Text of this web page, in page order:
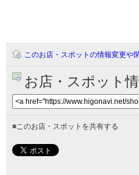
このお店・スポットの情報変更や
お店・スポット
■このお店・スポットを共有する